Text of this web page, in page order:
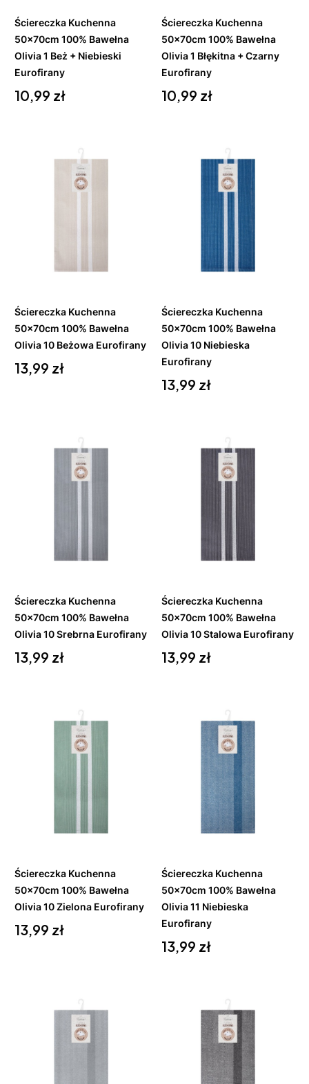
Ściereczka Kuchenna
50x70cm 100% Bawełna
Olivia 1 Beż + Niebieski
Eurofirany
Cena
10,99 zł
Ściereczka Kuchenna
50x70cm 100% Bawełna
Olivia 1 Błękitna + Czarny
Eurofirany
Cena
10,99 zł
Ściereczka Kuchenna
50x70cm 100% Bawełna
Olivia 10 Beżowa Eurofirany
Cena
13,99 zł
Do
Ściereczka Kuchenna
50x70cm 100% Bawełna
Olivia 10 Niebieska
Eurofirany
Cena
13,99 zł
Do
Ściereczka Kuchenna
50x70cm 100% Bawełna
Olivia 10 Srebrna Eurofirany
Cena
13,99 zł
Ściereczka Kuchenna
50x70cm 100% Bawełna
Olivia 10 Stalowa Eurofirany
Cena
13,99 zł
Do
Ściereczka Kuchenna
50x70cm 100% Bawełna
Olivia 10 Zielona Eurofirany
Cena
13,99 zł
Do
Ściereczka Kuchenna
50x70cm 100% Bawełna
Olivia 11 Niebieska
Eurofirany
Cena
13,99 zł